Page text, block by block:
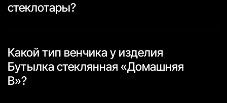
стеклотары?
Какой тип венчика у изделия
Бутылка стеклянная «Домашняя
В»?